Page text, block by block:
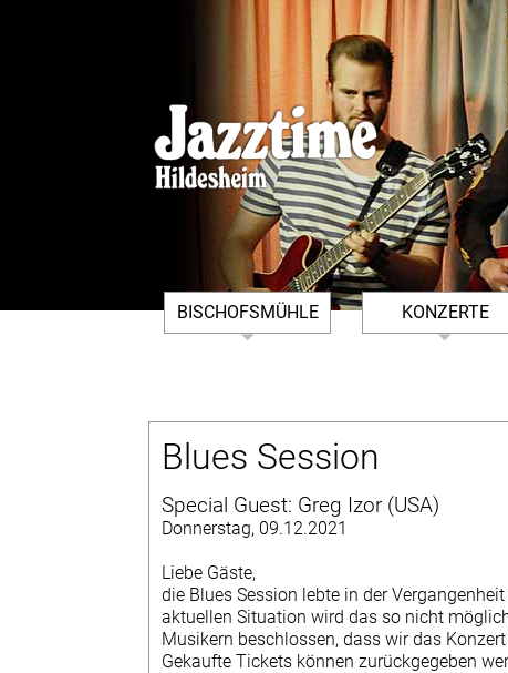
BISCHOFSMÜHLE
IMPRESSUM
KONTAKT
DATENSCHUTZERKLÄRUNG
TERMINHINWEISE
DOWNLOADS
KONZERTE
KONZERTFOTOS
Blues Session
Special Guest: Greg Izor (USA)
Donnerstag, 09.12.2021
Liebe Gäste,
die Blues Session lebte in der
aktuellen Situation wird das so nicht
Musikern beschlossen, dass wir das
Gekaufte Tickets können zurückgegeben